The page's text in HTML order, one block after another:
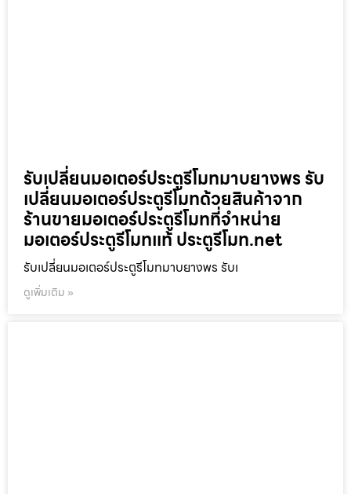
รับเปลี่ยนมอเตอร์ประตูรีโมทมาบยางพร รับ
เปลี่ยนมอเตอร์ประตูรีโมทด้วยสินค้าจาก
ร้านขายมอเตอร์ประตูรีโมทที่จำหน่าย
มอเตอร์ประตูรีโมทแท้ ประตูรีโมท.net
รับเปลี่ยนมอเตอร์ประตูรีโมทมาบยางพร รับเ
ดูเพิ่มเติม »